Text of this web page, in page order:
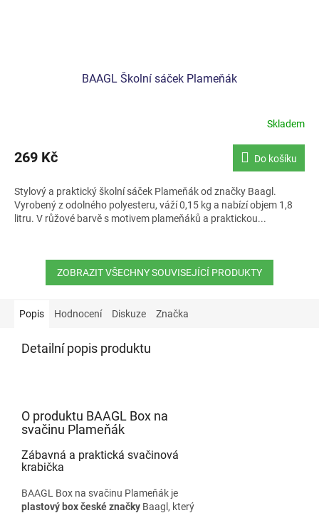
BAAGL Školní sáček Plameňák
Skladem
269 Kč Do košíku
Stylový a praktický školní sáček Plameňák od značky Baagl.
Vyrobený z odolného polyesteru, váží 0,15 kg a nabízí objem 1,8
litru. V růžové barvě s motivem plameňáků a praktickou...
ZOBRAZIT VŠECHNY SOUVISEJÍCÍ PRODUKTY
Popis Hodnocení Diskuze Značka
Detailní popis produktu
O produktu BAAGL Box na
svačinu Plameňák
Zábavná a praktická svačinová
krabička
BAAGL Box na svačinu Plameňák je
plastový box české značky Baagl, který